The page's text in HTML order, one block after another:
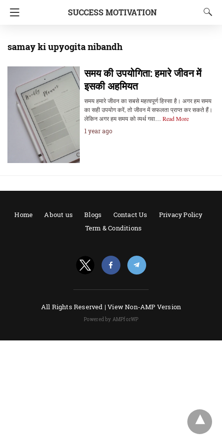
SUCCESS MOTIVATION
samay ki upyogita nibandh
समय की उपयोगिता: हमारे जीवन में
इसकी अहमियत
समय हमारे जीवन का सबसे महत्वपूर्ण हिस्सा है। अगर हम समय
का सही उपयोग करें, तो जीवन में सफलता प्राप्त कर सकते हैं।
लेकिन अगर हम समय को व्यर्थ गवा… Read More
1 year ago
Home About us Blogs Contact Us
Privacy Policy
Term & Conditions
All Rights Reserved |View Non-AMP Version
Powered by AMPforWP